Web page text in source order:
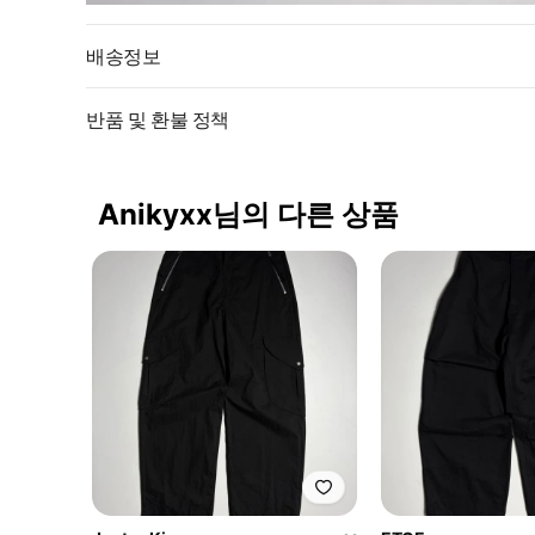
배송정보
반품 및 환불 정책
Anikyxx님의 다른 상품